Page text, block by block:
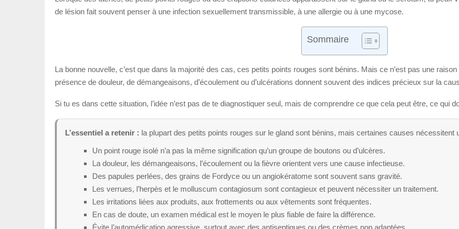
de lésion fait souvent penser à une infection sexuellement transmissible, à une allergie ou à une mycose.
Sommaire
La bonne nouvelle, c’est que dans la majorité des cas, ces petits points rouges sont bénins. Mais ce n’est pas une
présence de douleur, de démangeaisons, d’écoulement ou d’ulcérations donnent souvent des indices précieux sur la
Si tu es dans cette situation, l’idée n’est pas de te diagnostiquer seul, mais de comprendre ce que cela peut être, ce qui
L’essentiel a retenir : la plupart des petits points rouges sur le gland sont bénins, mais certaines causes nécessitent
Un point rouge isolé n’a pas la même signification qu’un groupe de boutons ou d’ulcères.
La douleur, les démangeaisons, l’écoulement ou la fièvre orientent vers une cause infectieuse.
Des papules perlées, des grains de Fordyce ou un angiokératome sont souvent sans gravité.
Les verrues, l’herpès et le molluscum contagiosum sont contagieux et peuvent nécessiter un traitement.
Les irritations liées aux produits, aux frottements ou aux vêtements sont fréquentes.
En cas de doute, un examen médical est le moyen le plus fiable de faire la différence.
Évite l’automédication agressive, surtout avec des antiseptiques ou des crèmes non adaptées.